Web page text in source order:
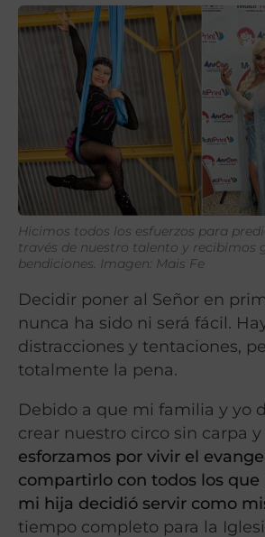
Hicimos todos los esfuerzos para
través de nuestro talento y recibimos
bendiciones. Imagen: Mais Fe
Decidir poner al Señor en
nunca ha sido ni será fácil.
distracciones y tentaciones,
totalmente la pena.
Debido a que mi familia y yo
crear nuestro circo sin carpa y
esforzamos por vivir el
compartirlo con todos los que
mi hija decidió servir como
tiempo completo para la